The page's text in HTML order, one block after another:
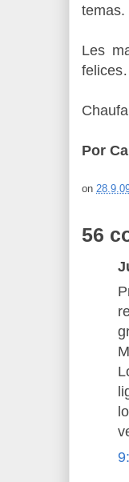
temas.
Les
Por
on
56